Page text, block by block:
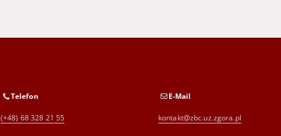
Telefon
(+48) 68 328 21 55
E-Mail
kontakt@zbc.uz.zgora.pl